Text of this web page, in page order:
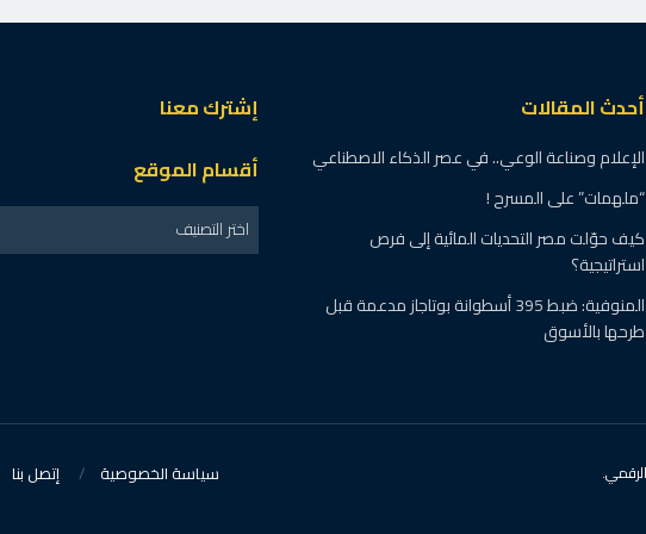
أحدث المقالات
الإعلام وصناعة الوعي.. في عصر الذكاء الاصطناعي
“ملهمات” على المسرح !
كيف حوّلت مصر التحديات المائية إلى فرص
استراتيجية؟
المنوفية: ضبط 395 أسطوانة بوتاجاز مدعمة قبل
طرحها بالأسوق
إشترك معنا
أقسام الموقع
اختر التصنيف
سياسة الخصوصية إتصل بنا